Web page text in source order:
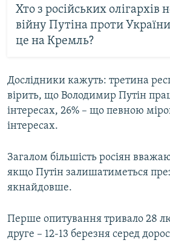
Хто з російських олігархів
війну Путіна проти
це на Кремль?
Дослідники кажуть: третина
вірить, що Володимир Путін
інтересах, 26% – що певною
інтересах.
Загалом більшість росіян
якщо Путін залишатиметься
якнайдовше.
Перше опитування тривало 28
друге – 12-13 березня серед